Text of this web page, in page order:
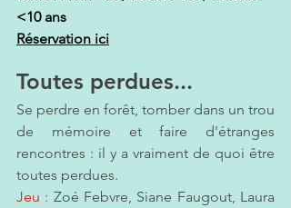
<10 ans
Réservation ici
Toutes perdues...
Se perdre en forêt, tomber dans un trou
de mémoire et faire d'étranges
rencontres : il y a vraiment de quoi être
toutes perdues.
Jeu : Zoé Febvre, Siane Faugout, Laura